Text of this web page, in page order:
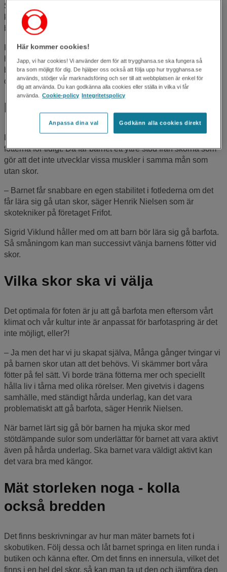
Spädbarns tånaglar får inte vara för långa och inte heller för
korta. Det finns en speciell nagelsax på apoteket för små
barn. När du klipper eller filar ska du följa formen på nageln.
Klipp inte bara rakt av, då blir det vassa kanter. Om du tar din
hand över barnets naglar ska inget riva. Riv heller inte av
barnets nagel. Det är omöjligt att riva nageln efter formen på
den.
Börja gå utan skor
fötterna för tidigt. Då får barnet ett yttre stöd från skorna som
gör att det inte utvecklar vissa muskler i samma mån som
utan skor.
– Barnet får snabbare en egen stabilitet i fotlederna om det
får lära sig gå utan skor, säger Henrik Nielsen som är
skotekniker på företaget Frifot.
Sigrid Viklund håller med om att barn bör lära sig gå barfota.
Så småningom kan man successivt vänja barnens fötter vid
skor.
Vilka skor ska vi välja
Det optimala för foten är ju att gå barfota men eftersom vårt
klimat och vår kultur inte är anpassat för barfotaspring är det
inte möjligt, eller?!
– Ja men det har vi ju skapat själva, Många gånger tvingar vi
på barnen skor utan att det behövs. Vi skämmer bort våra
fötter på fel sätt. Vi borde träna fötterna mer och speciellt
hålla liv i tårna med olika rörelser. Men givetvis i dagens
samhälle, med ständigt hårda underlag, kan det vara
problematiskt att gå barfota, säger Henrik Nielsen.
När barnet lärt sig gå bör barnen ha mjuka skor med
stötdämpande sulor som underlättar för barnet att vara aktivt
även på hårda underlag. Ska barnet vara väldigt aktivt kan
det vara bra med kängor.
Mät storleken noga - kolla
också bredden
Det finns beskrivningar av hur man mäter barnets fot i
skobutiken. Följ dessa och låt barnet springa en liten runda i
butiken och känna efter. Om det finns en innersula, vilket det
finns i en hel del skor, så kan man ta ut den och jämföra den
Här kommer cookies!
Japp, vi har cookies! Vi använder dem för att trygghansa.se ska fungera så
bra som möjligt för dig. De hjälper oss också att följa upp hur trygghansa.se
används, stödjer vår marknadsföring och ser till att webbplatsen är enkel för
dig att använda. Du kan godkänna alla cookies eller ställa in vilka vi får
använda. Cookie-policy Integritetspolicy
Anpassa dina val Godkänn alla cookies direkt